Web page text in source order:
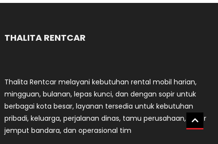
THALITA RENTCAR
Thalita Rentcar melayani kebutuhan rental mobil harian,
mingguan, bulanan, lepas kunci, dan dengan sopir untuk
berbagai kota besar, layanan tersedia untuk kebutuhan
pribadi, keluarga, perjalanan dinas, tamu perusahaan, antar
jemput bandara, dan operasional tim